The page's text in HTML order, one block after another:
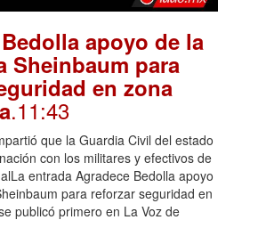
apoyo de la
Sheinbaum para
en zona
.11:43
que la Guardia Civil del estado
con los militares y efectivos de
entrada Agradece Bedolla apoyo
para reforzar seguridad en
publicó primero en La Voz de